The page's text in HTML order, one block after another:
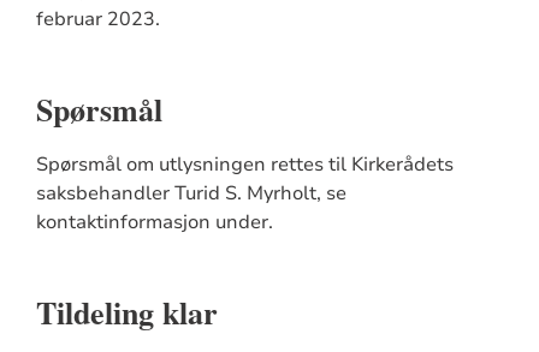
februar 2023.
Spørsmål
Spørsmål om utlysningen rettes til Kirkerådets
saksbehandler Turid S. Myrholt, se
kontaktinformasjon under.
Tildeling klar